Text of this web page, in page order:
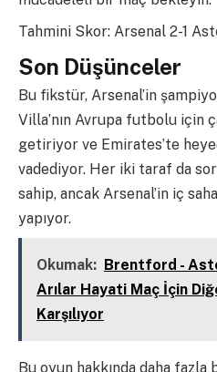
Tahmini Skor: Arsenal 2-1
Son Düşünceler
Bu fikstür, Arsenal’in
Villa’nın Avrupa futbolu için
getiriyor ve Emirates’te
vadediyor. Her iki taraf da
sahip, ancak Arsenal’in iç
yapıyor.
Okumak: Brentford -
Arılar Hayati Maç İçin
Karşılıyor
Bu oyun hakkında daha